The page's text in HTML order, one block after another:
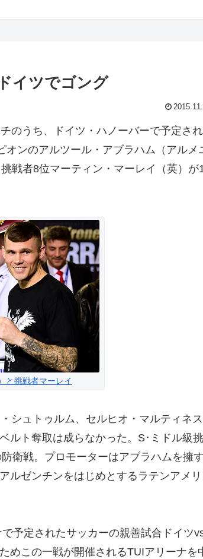
イツでゴング
のうち、ドイツ・ハノーバーで予定さ
ンのアルツール・アブラハム（アルメ
戦者8位マーティン・マーレイ（英）が
と挑戦者マーレイ
シュトゥルム、セルヒオ・マルティネ
ルト奪取は成らなかった。S･ミドル級
衛戦。プロモーターはアブラハムを擁
ルゼンチンをはじめとするラテンアメ
予定されたサッカーの親善試合ドイツ
めこの一戦が開催されるTUIアリーナを